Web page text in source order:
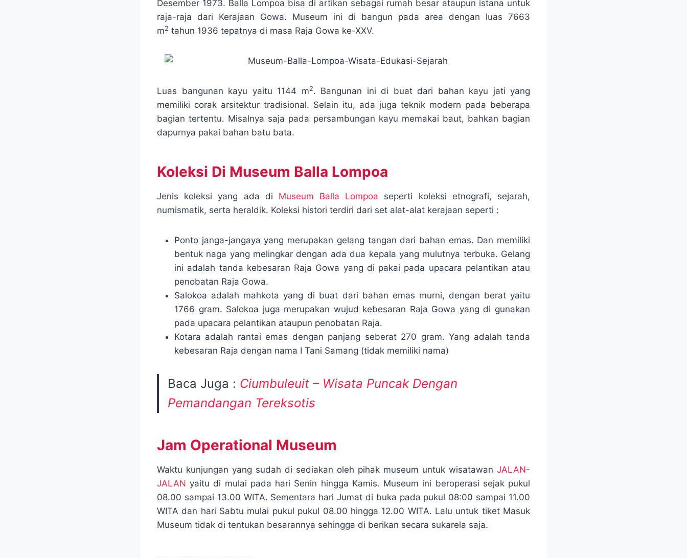
o
o
k
e
r
A
p
p
r
a
m
Desember 1973. Balla Lompoa bisa di artikan sebagai rumah besar ataupun istana untuk
raja-raja dari Kerajaan Gowa. Museum ini di bangun pada area dengan luas 7663
m2 tahun 1936 tepatnya di masa Raja Gowa ke-XXV.
Luas bangunan kayu yaitu 1144 m2. Bangunan ini di buat dari bahan kayu jati yang
memiliki corak arsitektur tradisional. Selain itu, ada juga teknik modern pada beberapa
bagian tertentu. Misalnya saja pada persambungan kayu memakai baut, bahkan bagian
dapurnya pakai bahan batu bata.
Koleksi Di Museum Balla Lompoa
Jenis koleksi yang ada di Museum Balla Lompoa seperti koleksi etnografi, sejarah,
numismatik, serta heraldik. Koleksi histori terdiri dari set alat-alat kerajaan seperti :
Ponto janga-jangaya yang merupakan gelang tangan dari bahan emas. Dan memiliki
bentuk naga yang melingkar dengan ada dua kepala yang mulutnya terbuka. Gelang
ini adalah tanda kebesaran Raja Gowa yang di pakai pada upacara pelantikan atau
penobatan Raja Gowa.
Salokoa adalah mahkota yang di buat dari bahan emas murni, dengan berat yaitu
1766 gram. Salokoa juga merupakan wujud kebesaran Raja Gowa yang di gunakan
pada upacara pelantikan ataupun penobatan Raja.
Kotara adalah rantai emas dengan panjang seberat 270 gram. Yang adalah tanda
kebesaran Raja dengan nama I Tani Samang (tidak memiliki nama)
Baca Juga : Ciumbuleuit – Wisata Puncak Dengan
Pemandangan Tereksotis
Jam Operational Museum
Waktu kunjungan yang sudah di sediakan oleh pihak museum untuk wisatawan JALAN-
JALAN yaitu di mulai pada hari Senin hingga Kamis. Museum ini beroperasi sejak pukul
08.00 sampai 13.00 WITA. Sementara hari Jumat di buka pada pukul 08:00 sampai 11.00
WITA dan hari Sabtu mulai pukul pukul 08.00 hingga 12.00 WITA. Lalu untuk tiket Masuk
Museum tidak di tentukan besarannya sehingga di berikan secara sukarela saja.